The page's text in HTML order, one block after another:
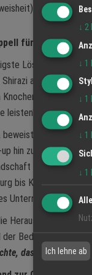
für
Lösung
auf Qualität und
Unsere
leisten“, stellt Sandra
das
hin zu einem
im Ortenaukreis
bis Karlsruhe –
Unternehmertum.
Herausforderungen:
Bedarf an
das
↓ 2
↓ 1
↓ 1
↓ 1
↓ 1
Ich lehne ab